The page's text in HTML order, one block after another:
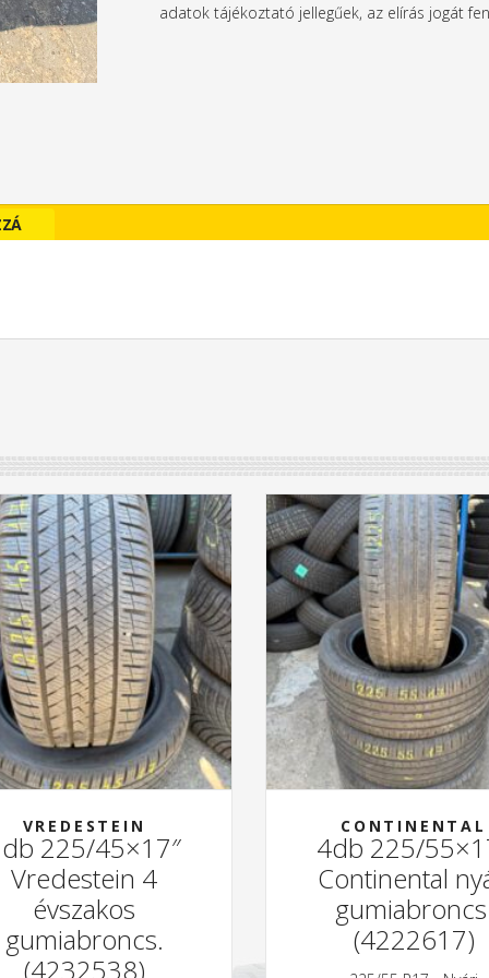
adatok tájékoztató jellegűek, az elírás jogát
VREDESTEIN
225/45×17″
Vredestein 4
évszakos
gumiabroncs.
(4232538)
CONTINENTAL
4db 225/
Continental
(4222617)